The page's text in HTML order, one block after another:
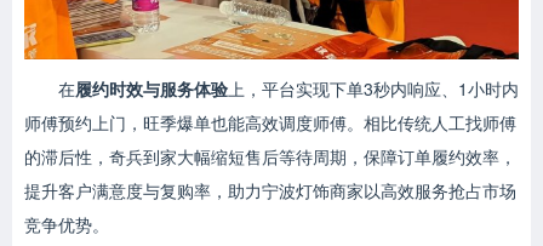
在履约时效与服务体验 上，平台实现下单3秒内响应、1小时内
师傅预约上门，旺季爆单也能高效调度师傅。相比传统人工找师傅
的滞后性，奇兵到家大幅缩短售后等待周期，保障订单履约效率，
提升客户满意度与复购率，助力宁波灯饰商家以高效服务抢占市场
竞争优势。